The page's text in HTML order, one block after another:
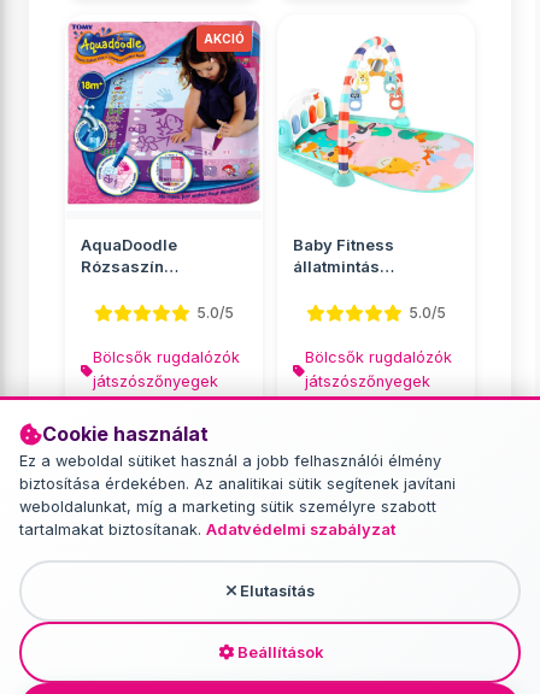
Cookie használat
Ez a weboldal sütiket használ a jobb felhasználói élmény
biztosítása érdekében. Az analitikai sütik segítenek javítani
weboldalunkat, míg a marketing sütik személyre szabott
tartalmakat biztosítanak. Adatvédelmi szabályzat
Elutasítás
Beállítások
AquaDoodle
Rózsaszín
Tomy
5.0/5
Bölcsők rugdalózók
játszószőnyegek
10 999 Ft
RÉSZLETEK
Baby Fitness
állatmintás
rugdosható zong...
5.0/5
Bölcsők rugdalózók
játszószőnyegek
RÉSZLETEK
További termékek - Bölcsők
rugdalózók játszószőnyegek